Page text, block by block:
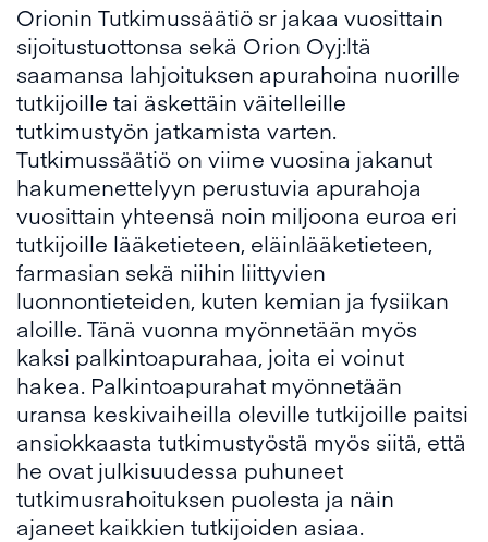
Orionin Tutkimussäätiö sr jakaa vuosittain
sijoitustuottonsa sekä Orion Oyj:ltä
saamansa lahjoituksen apurahoina nuorille
tutkijoille tai äskettäin väitelleille
tutkimustyön jatkamista varten.
Tutkimussäätiö on viime vuosina jakanut
hakumenettelyyn perustuvia apurahoja
vuosittain yhteensä noin miljoona euroa eri
tutkijoille lääketieteen, eläinlääketieteen,
farmasian sekä niihin liittyvien
luonnontieteiden, kuten kemian ja fysiikan
aloille. Tänä vuonna myönnetään myös
kaksi palkintoapurahaa, joita ei voinut
hakea. Palkintoapurahat myönnetään
uransa keskivaiheilla oleville tutkijoille paitsi
ansiokkaasta tutkimustyöstä myös siitä, että
he ovat julkisuudessa puhuneet
tutkimusrahoituksen puolesta ja näin
ajaneet kaikkien tutkijoiden asiaa.